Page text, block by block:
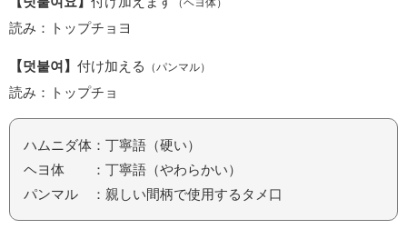
（ヘヨ体）
読み：トップチョヨ
【덧붙여】 付け加える （パンマル）
読み：トップチョ
ハムニダ体：丁寧語（硬い）
ヘヨ体 ：丁寧語（やわらかい）
パンマル ：親しい間柄で使用するタメ口